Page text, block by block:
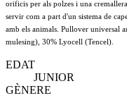
orificis per als polzes i una
servir com a part d'un sistema de
amb els animals. Pullover universal
mulesing), 30% Lyocell (Tencel).
EDAT
JUNIOR
GÈNERE